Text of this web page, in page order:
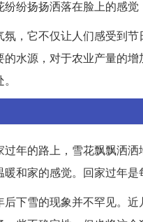
纷扬扬洒落在脸上的感觉
，它不仅让人们感受到
水源，对于农业产量的
年的路上，雪花飘飘洒
和家的感觉。回家过年
下雪的现象并不罕见。